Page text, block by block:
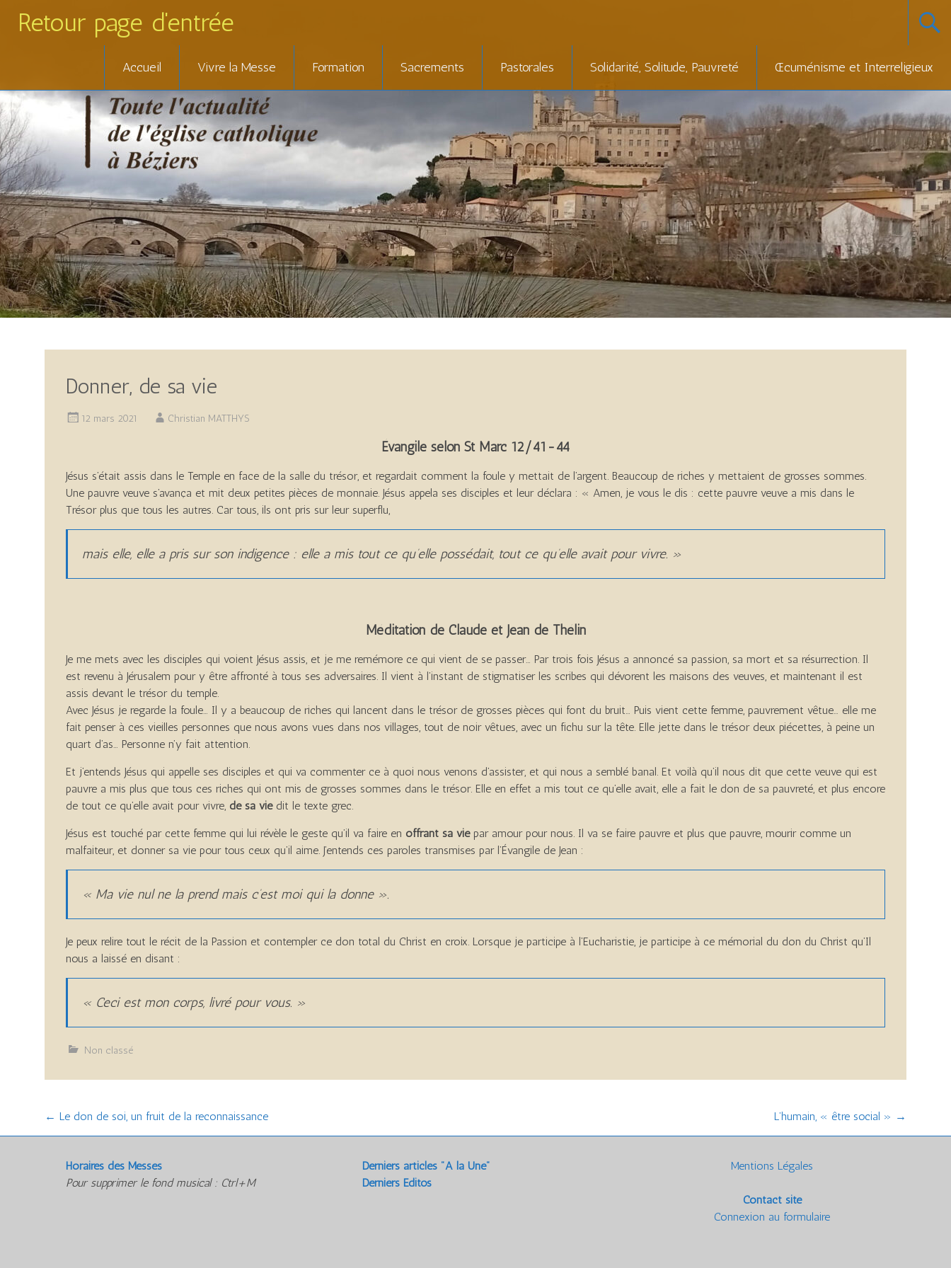
Retour page d'entrée
to
content
Accueil Vivre la Messe Formation Sacrements Pastorales Solidarité, Solitude, Pauvreté Œcuménisme et Interreligieux
Donner, de sa vie
12 mars 2021 Christian MATTHYS
Évangile selon St Marc 12/41-44
Jésus s’était assis dans le Temple en face de la salle du trésor, et regardait comment la foule y mettait de l’argent. Beaucoup de riches y mettaient de grosses sommes.
Une pauvre veuve s’avança et mit deux petites pièces de monnaie. Jésus appela ses disciples et leur déclara : « Amen, je vous le dis : cette pauvre veuve a mis dans le
Trésor plus que tous les autres. Car tous, ils ont pris sur leur superflu,
mais elle, elle a pris sur son indigence : elle a mis tout ce qu’elle possédait, tout ce qu’elle avait pour vivre. »
Méditation de Claude et Jean de Thélin
Je me mets avec les disciples qui voient Jésus assis, et je me remémore ce qui vient de se passer… Par trois fois Jésus a annoncé sa passion, sa mort et sa résurrection. Il
est revenu à Jérusalem pour y être affronté à tous ses adversaires. Il vient à l’instant de stigmatiser les scribes qui dévorent les maisons des veuves, et maintenant il est
assis devant le trésor du temple.
Avec Jésus je regarde la foule… Il y a beaucoup de riches qui lancent dans le trésor de grosses pièces qui font du bruit… Puis vient cette femme, pauvrement vêtue… elle me
fait penser à ces vieilles personnes que nous avons vues dans nos villages, tout de noir vêtues, avec un fichu sur la tête. Elle jette dans le trésor deux piécettes, à peine un
quart d’as… Personne n’y fait attention.
Et j’entends Jésus qui appelle ses disciples et qui va commenter ce à quoi nous venons d’assister, et qui nous a semblé banal. Et voilà qu’il nous dit que cette veuve qui est
pauvre a mis plus que tous ces riches qui ont mis de grosses sommes dans le trésor. Elle en effet a mis tout ce qu’elle avait, elle a fait le don de sa pauvreté, et plus encore
de tout ce qu’elle avait pour vivre, de sa viedit le texte grec.
Jésus est touché par cette femme qui lui révèle le geste qu’il va faire en offrant sa viepar amour pour nous. Il va se faire pauvre et plus que pauvre, mourir comme un
malfaiteur, et donner sa vie pour tous ceux qu’il aime. J’entends ces paroles transmises par l’Évangile de Jean :
« Ma vie nul ne la prend mais c’est moi qui la donne ».
Je peux relire tout le récit de la Passion et contempler ce don total du Christ en croix. Lorsque je participe à l’Eucharistie, je participe à ce mémorial du don du Christ qu’Il
nous a laissé en disant :
« Ceci est mon corps, livré pour vous. »
Non classé
Post
← Le don de soi, un fruit de la reconnaissance L’humain, « être social » →
Horaires des Messes
Pour supprimer le fond musical : Ctrl+M
Derniers articles "A la Une"
Derniers Editos
Mentions Légales
Contact site
Connexion au formulaire